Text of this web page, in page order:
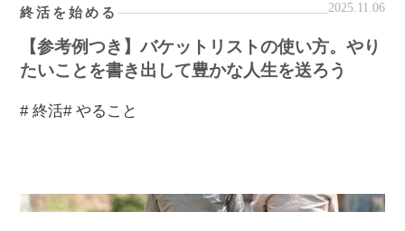
終活を始める 2025.11.06
【参考例つき】バケットリストの使い方。やり
たいことを書き出して豊かな人生を送ろう
# 終活# やること